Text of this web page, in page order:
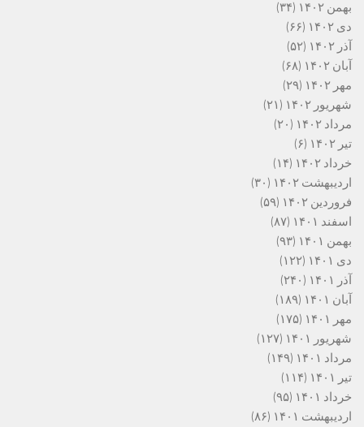
بهمن ۱۴۰۲
(۳۴)
دی ۱۴۰۲
(۶۶)
آذر ۱۴۰۲
(۵۲)
آبان ۱۴۰۲
(۶۸)
مهر ۱۴۰۲
(۲۹)
شهریور ۱۴۰۲
(۲۱)
مرداد ۱۴۰۲
(۲۰)
تیر ۱۴۰۲
(۶)
خرداد ۱۴۰۲
(۱۴)
اردیبهشت ۱۴۰۲
(۳۰)
فروردین ۱۴۰۲
(۵۹)
اسفند ۱۴۰۱
(۸۷)
بهمن ۱۴۰۱
(۹۳)
دی ۱۴۰۱
(۱۲۲)
آذر ۱۴۰۱
(۲۴۰)
آبان ۱۴۰۱
(۱۸۹)
مهر ۱۴۰۱
(۱۷۵)
شهریور ۱۴۰۱
(۱۲۷)
مرداد ۱۴۰۱
(۱۴۹)
تیر ۱۴۰۱
(۱۱۴)
خرداد ۱۴۰۱
(۹۵)
اردیبهشت ۱۴۰۱
(۸۶)